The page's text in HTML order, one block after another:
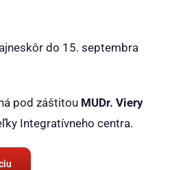
do 15. septembra
pod záštitou MUDr. Viery
Integratívneho centra.